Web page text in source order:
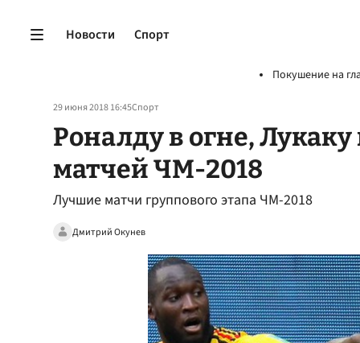
Новости Спорт
Покушение на
29 июня 2018 16:45Спорт
Роналду в огне,
матчей ЧМ-2018
Лучшие матчи группового этапа ЧМ-2018
Дмитрий Окунев